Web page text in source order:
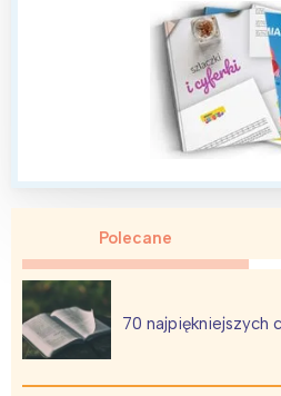
Polecane
70 najpiękniejszych